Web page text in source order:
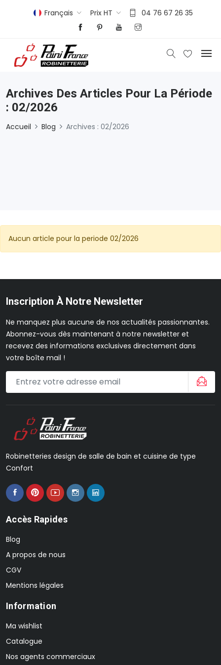
Français Prix HT 04 76 67 26 35
Archives Des Articles Pour La Période
: 02/2026
Accueil Blog Archives : 02/2026
Aucun article pour la periode 02/2026
Inscription À Notre Newsletter
Ne manquez plus aucune de nos actualités passionnantes.
Abonnez-vous dès maintenant à notre newsletter et
recevez des informations exclusives directement dans
votre boîte mail !
Robinetteries design de salle de bain et cuisine de type
Confort
Accès Rapides
Blog
A propos de nous
CGV
Mentions légales
Information
Ma wishlist
Catalogue
Nos agents commerciaux